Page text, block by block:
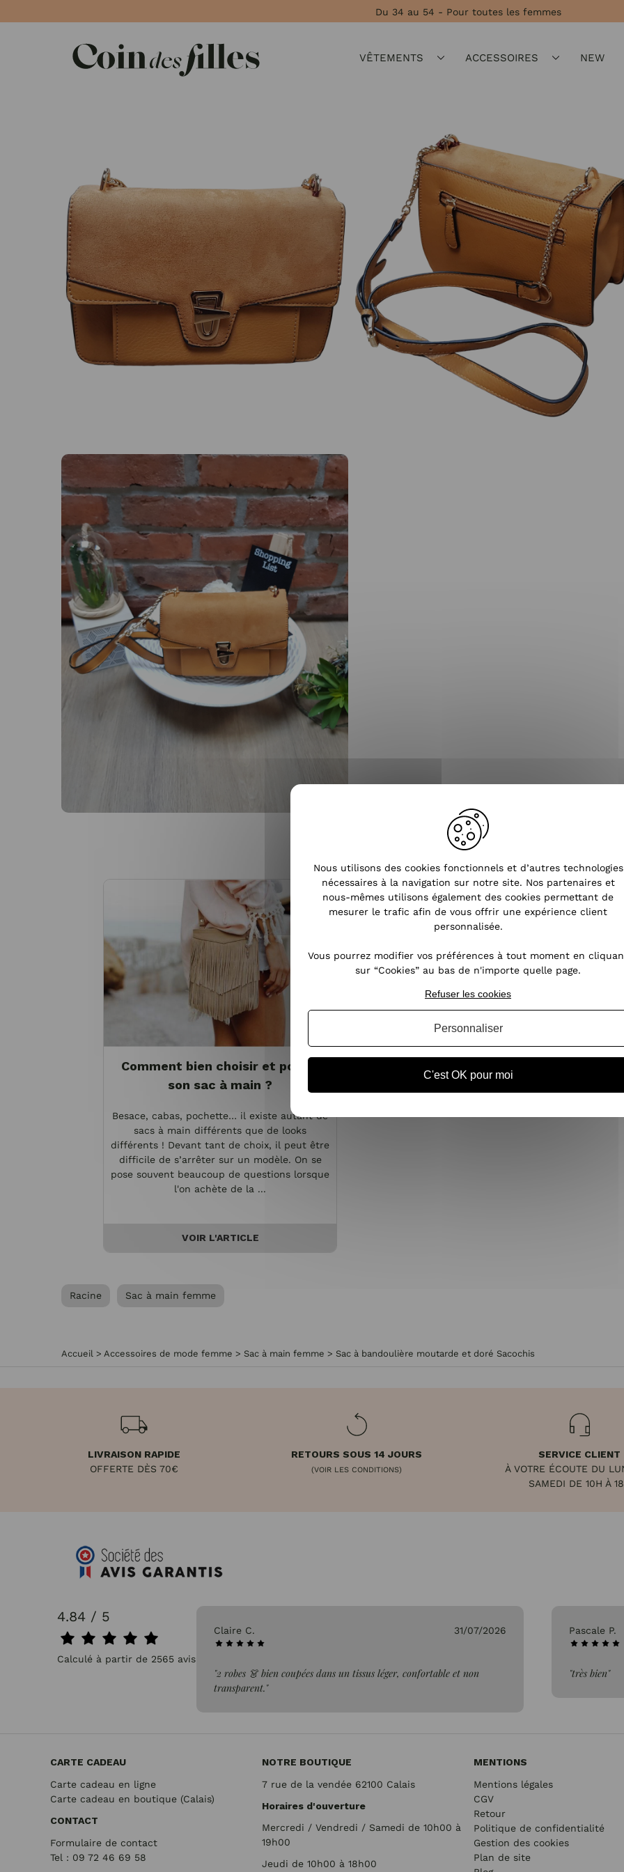
Du 34 au 54 - Pour toutes les femmes
VÊTEMENTS ACCESSOIRES NEW
Tendances
Comment bien choisir et porter
son sac à main ?
Besace, cabas, pochette… il existe autant de
sacs à main différents que de looks
différents ! Devant tant de choix, il peut être
difficile de s’arrêter sur un modèle. On se
pose souvent beaucoup de questions lorsque
l'on achète de la ...
VOIR L'ARTICLE
Racine Sac à main femme
Accueil > Accessoires de mode femme > Sac à main femme > Sac à bandoulière moutarde et doré Sacochis
LIVRAISON RAPIDE
OFFERTE DÈS 70€
RETOURS SOUS 14 JOURS
(VOIR LES CONDITIONS)
SERVICE CLIENT
À VOTRE ÉCOUTE DU
SAMEDI DE 10H À
4.84 / 5
Calculé à partir de 2565 avis.
31/07/2026 Claire C. 31/07/2026
"2 robes 👗 bien coupées dans un tissus léger, confortable et non
transparent."
Pascale P.
"très bien"
CARTE CADEAU
Carte cadeau en ligne
Carte cadeau en boutique (Calais)
CONTACT
Formulaire de contact
Tel : 09 72 46 69 58
NOTRE BOUTIQUE
7 rue de la vendée 62100 Calais
Horaires d'ouverture
Mercredi / Vendredi / Samedi de 10h00 à
19h00
Jeudi de 10h00 à 18h00
MENTIONS
Mentions légales
CGV
Retour
Politique de confidentialité
Gestion des cookies
Plan de site
Nous utilisons des cookies fonctionnels et d’autres technologies
nécessaires à la navigation sur notre site. Nos partenaires et
nous-mêmes utilisons également des cookies permettant de
mesurer le trafic afin de vous offrir une expérience client
personnalisée.
Vous pourrez modifier vos préférences à tout moment en
sur “Cookies” au bas de n'importe quelle page.
C'est OK pour moi
Refuser les cookies
Personnaliser